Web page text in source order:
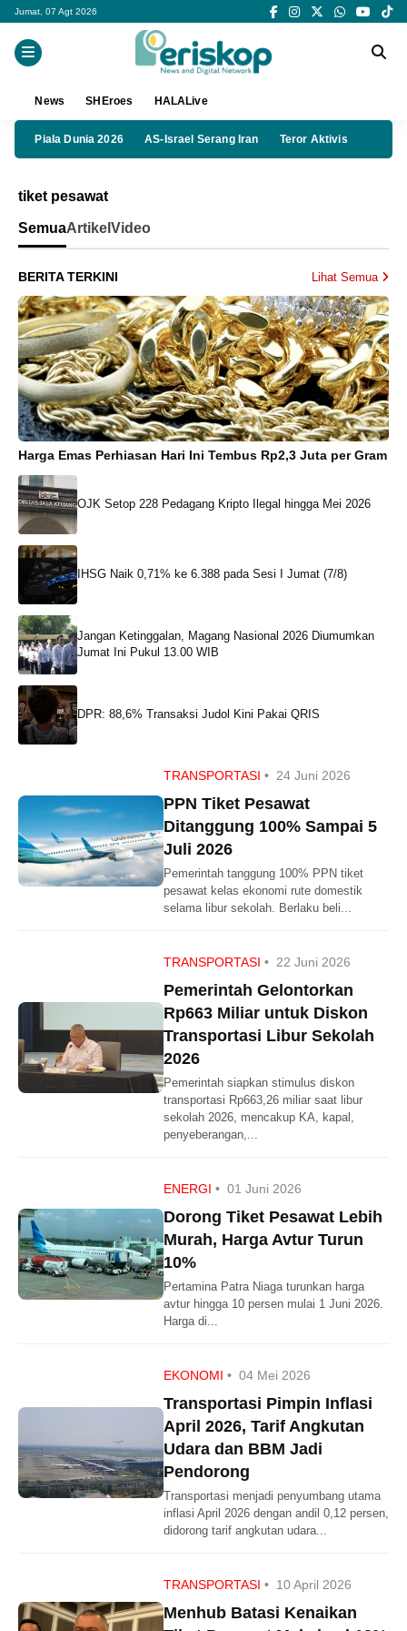
Jumat, 07 Agt 2026
News SHEroes HALALive
Piala Dunia 2026 AS-Israel Serang Iran Teror Aktivis
tiket pesawat
SemuaArtikel Video
BERITA TERKINI Lihat Semua
Harga Emas Perhiasan Hari Ini Tembus Rp2,3 Juta per Gram
OJK Setop 228 Pedagang Kripto Ilegal hingga Mei 2026
IHSG Naik 0,71% ke 6.388 pada Sesi I Jumat (7/8)
Jangan Ketinggalan, Magang Nasional 2026 Diumumkan
Jumat Ini Pukul 13.00 WIB
DPR: 88,6% Transaksi Judol Kini Pakai QRIS
TRANSPORTASI • 24 Juni 2026
PPN Tiket Pesawat
Ditanggung 100% Sampai 5
Juli 2026
Pemerintah tanggung 100% PPN tiket
pesawat kelas ekonomi rute domestik
selama libur sekolah. Berlaku beli...
TRANSPORTASI • 22 Juni 2026
Pemerintah Gelontorkan
Rp663 Miliar untuk Diskon
Transportasi Libur Sekolah
2026
Pemerintah siapkan stimulus diskon
transportasi Rp663,26 miliar saat libur
sekolah 2026, mencakup KA, kapal,
penyeberangan,...
ENERGI • 01 Juni 2026
Dorong Tiket Pesawat Lebih
Murah, Harga Avtur Turun
10%
Pertamina Patra Niaga turunkan harga
avtur hingga 10 persen mulai 1 Juni 2026.
Harga di...
EKONOMI • 04 Mei 2026
Transportasi Pimpin Inflasi
April 2026, Tarif Angkutan
Udara dan BBM Jadi
Pendorong
Transportasi menjadi penyumbang utama
inflasi April 2026 dengan andil 0,12 persen,
didorong tarif angkutan udara...
TRANSPORTASI • 10 April 2026
Menhub Batasi Kenaikan